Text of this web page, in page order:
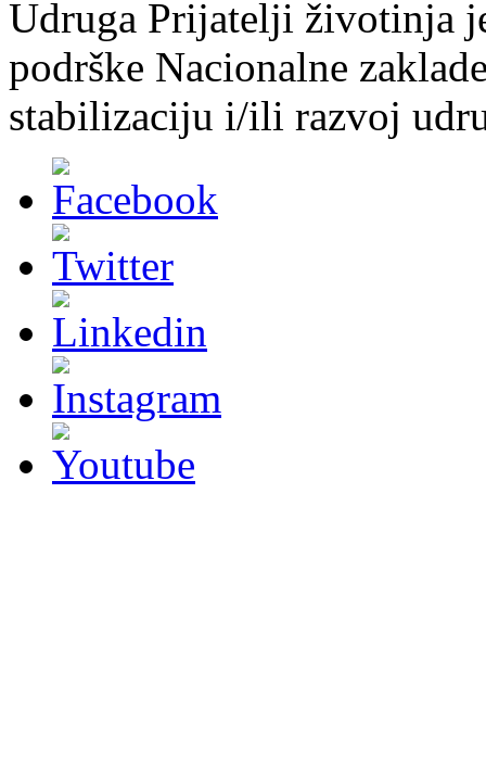
Udruga Prijatelji životinja
podrške Nacionalne
stabilizaciju i/ili razvoj